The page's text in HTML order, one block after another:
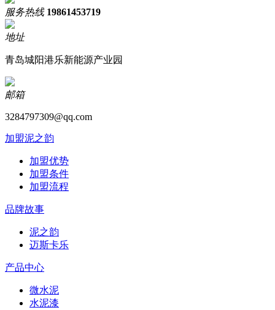
服务热线 19861453719
地址
青岛城阳港乐新能源产业园
邮箱
3284797309@qq.com
加盟泥之韵
加盟优势
加盟条件
加盟流程
品牌故事
泥之韵
迈斯卡乐
产品中心
微水泥
水泥漆